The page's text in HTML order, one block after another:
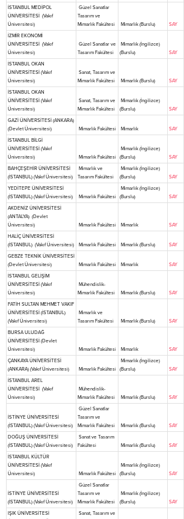
İSTANBUL MEDİPOL
ÜNİVERSİTESİ (Vakıf
Üniversitesi)
Güzel Sanatlar
Tasarım ve
Mimarlık Fakültesi
Mimarlık (Burslu) SAY
İZMİR EKONOMİ
ÜNİVERSİTESİ (Vakıf
Üniversitesi)
Güzel Sanatlar ve
Tasarım Fakültesi
Mimarlık (İngilizce)
(Burslu)
SAY
İSTANBUL OKAN
ÜNİVERSİTESİ (Vakıf
Üniversitesi)
Sanat, Tasarım ve
Mimarlık Fakültesi
Mimarlık (Burslu) SAY
İSTANBUL OKAN
ÜNİVERSİTESİ (Vakıf
Üniversitesi)
Sanat, Tasarım ve
Mimarlık Fakültesi
Mimarlık (İngilizce)
(Burslu)
SAY
GAZİ ÜNİVERSİTESİ (ANKARA)
(Devlet Üniversitesi)
Mimarlık Fakültesi Mimarlık SAY
İSTANBUL BİLGİ
ÜNİVERSİTESİ (Vakıf
Üniversitesi)
Mimarlık Fakültesi
Mimarlık (İngilizce)
(Burslu)
SAY
BAHÇEŞEHİR ÜNİVERSİTESİ
(İSTANBUL) (Vakıf Üniversitesi)
Mimarlık ve
Tasarım Fakültesi
Mimarlık (İngilizce)
(Burslu)
SAY
YEDİTEPE ÜNİVERSİTESİ
(İSTANBUL) (Vakıf Üniversitesi)
Mimarlık Fakültesi
Mimarlık (İngilizce)
(Burslu)
SAY
AKDENİZ ÜNİVERSİTESİ
(ANTALYA) (Devlet
Üniversitesi)
Mimarlık Fakültesi Mimarlık SAY
HALİÇ ÜNİVERSİTESİ
(İSTANBUL) (Vakıf Üniversitesi)
Mimarlık Fakültesi Mimarlık (Burslu) SAY
GEBZE TEKNİK ÜNİVERSİTESİ
(Devlet Üniversitesi)
Mimarlık Fakültesi Mimarlık SAY
İSTANBUL GELİŞİM
ÜNİVERSİTESİ (Vakıf
Üniversitesi)
Mühendislik-
Mimarlık Fakültesi
Mimarlık (Burslu) SAY
FATİH SULTAN MEHMET VAKIF
ÜNİVERSİTESİ (İSTANBUL)
(Vakıf Üniversitesi)
Mimarlık ve
Tasarım Fakültesi
Mimarlık (Burslu) SAY
BURSA ULUDAĞ
ÜNİVERSİTESİ (Devlet
Üniversitesi)
Mimarlık Fakültesi Mimarlık SAY
ÇANKAYA ÜNİVERSİTESİ
(ANKARA) (Vakıf Üniversitesi)
Mimarlık Fakültesi
Mimarlık (İngilizce)
(Burslu)
SAY
İSTANBUL AREL
ÜNİVERSİTESİ (Vakıf
Üniversitesi)
Mühendislik-
Mimarlık Fakültesi
Mimarlık (Burslu) SAY
İSTİNYE ÜNİVERSİTESİ
(İSTANBUL) (Vakıf Üniversitesi)
Güzel Sanatlar
Tasarım ve
Mimarlık Fakültesi
Mimarlık (Burslu) SAY
DOĞUŞ ÜNİVERSİTESİ
(İSTANBUL) (Vakıf Üniversitesi)
Sanat ve Tasarım
Fakültesi
Mimarlık (Burslu) SAY
İSTANBUL KÜLTÜR
ÜNİVERSİTESİ (Vakıf
Üniversitesi)
Mimarlık Fakültesi
Mimarlık (İngilizce)
(Burslu)
SAY
İSTİNYE ÜNİVERSİTESİ
(İSTANBUL) (Vakıf Üniversitesi)
Güzel Sanatlar
Tasarım ve
Mimarlık Fakültesi
Mimarlık (İngilizce)
(Burslu)
SAY
IŞIK ÜNİVERSİTESİ Sanat, Tasarım ve